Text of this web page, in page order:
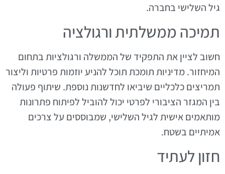
גיל השלישי בחברה.
תמיכה ממשלתית ורגולציה
חשוב לציין את התפקיד של הממשלה ורגולציות בתחום
המיחזור. מדיניות תומכת תוכל להניע יוזמות פרטיות וליצור
תמריצים כלכליים שיביאו לחדשנות נוספת. שיתוף פעולה
בין המגזר הציבורי לפרטי יכול להוביל לפיתוח פתרונות
מותאמים אישית לגיל השלישי, שמבוססים על צרכים
אמיתיים בשטח.
חזון לעתיד